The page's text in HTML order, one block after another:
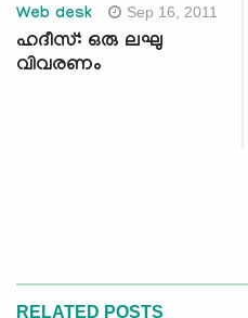
Web desk Sep 16, 2011
ഹദീസ്: ഒരു ലഘു
വിവരണം
RELATED POSTS